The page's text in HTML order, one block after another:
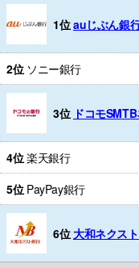
1位auじぶん銀
2位 ソニー銀行
3位 ドコモ
4位楽天銀行
5位 PayPay銀行
6位 大和ネクス